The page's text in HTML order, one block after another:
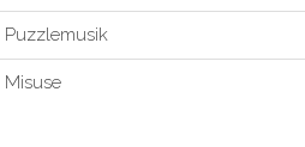
Puzzlemusik
Misuse